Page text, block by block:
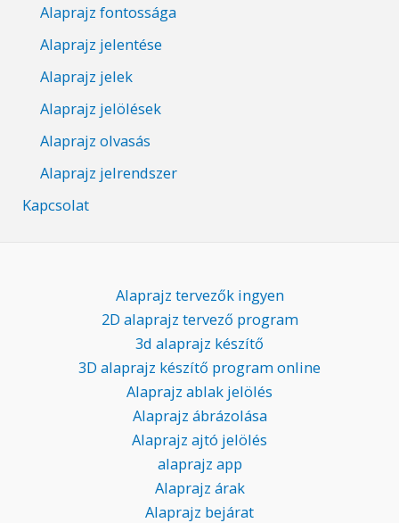
Alaprajz fontossága
Alaprajz jelentése
Alaprajz jelek
Alaprajz jelölések
Alaprajz olvasás
Alaprajz jelrendszer
Kapcsolat
Alaprajz tervezők ingyen
2D alaprajz tervező program
3d alaprajz készítő
3D alaprajz készítő program online
Alaprajz ablak jelölés
Alaprajz ábrázolása
Alaprajz ajtó jelölés
alaprajz app
Alaprajz árak
Alaprajz bejárat